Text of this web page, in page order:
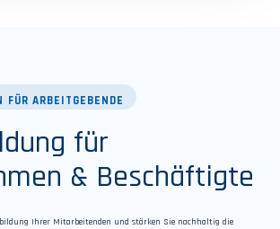
FÜR ARBEITGEBENDE
für
& Beschäftigte
Ihrer Mitarbeitenden und stärken Sie nachhaltig die